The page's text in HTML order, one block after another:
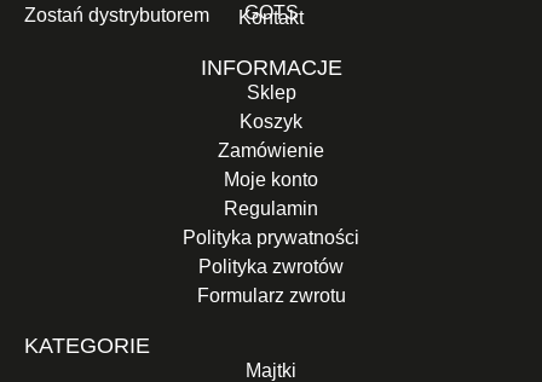
GOTS
Zostań dystrybutorem Kontakt
INFORMACJE
Sklep
Koszyk
Zamówienie
Moje konto
Regulamin
Polityka prywatności
Polityka zwrotów
Formularz zwrotu
KATEGORIE
Majtki